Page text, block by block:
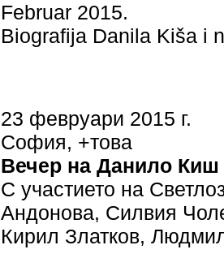
Februar 2015.
Biografija Danila Kiša i
23 февруари 2015 г.
София, +това
Вечер на Данило
С участието на
Андонова, Силвия
Кирил Златков,